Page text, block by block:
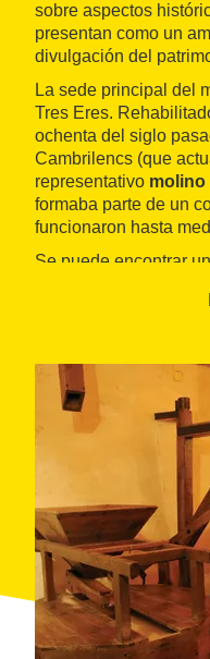
sobre aspectos
presentan como un
divulgación del
La sede principal del
Tres Eres.
ochenta del siglo
Cambrilencs (que
representativo molino
formaba parte de un
funcionaron hasta
Se puede encontrar
utensilios
algunos restos
submarinas.
El otro centro de
sobre
puede volver a ver
semana en verano y
año) los molinos de
maquinaria interior
las épocas
hace mas de cien